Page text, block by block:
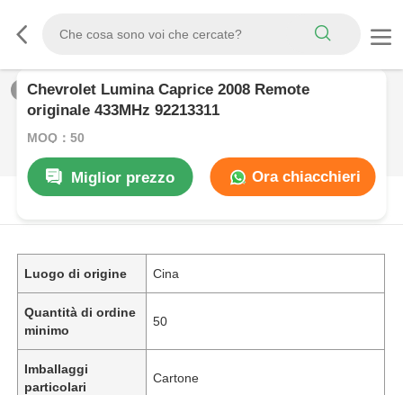
/0
Chevrolet Lumina Caprice 2008 Remote
originale 433MHz 92213311
MOQ：50
Miglior prezzo
Ora chiacchieri
DESCRIZIONE DI PRODOTTO
Luogo di origine Cina
Quantità di ordine
minimo
50
Imballaggi
particolari
Cartone